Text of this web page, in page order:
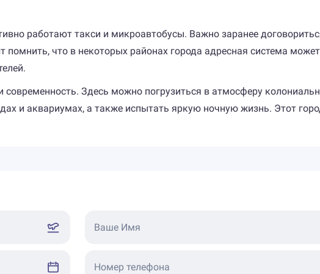
работают такси и микроавтобусы. Важно заранее
что в некоторых районах города адресная система
современность. Здесь можно погрузиться в атмосферу
и аквариумах, а также испытать яркую ночную жизнь. Этот
Ваше Имя
Номер телефона